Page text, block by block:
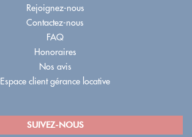
Rejoignez-nous
Contactez-nous
FAQ
Honoraires
Nos avis
Espace client gérance locative
SUIVEZ-NOUS